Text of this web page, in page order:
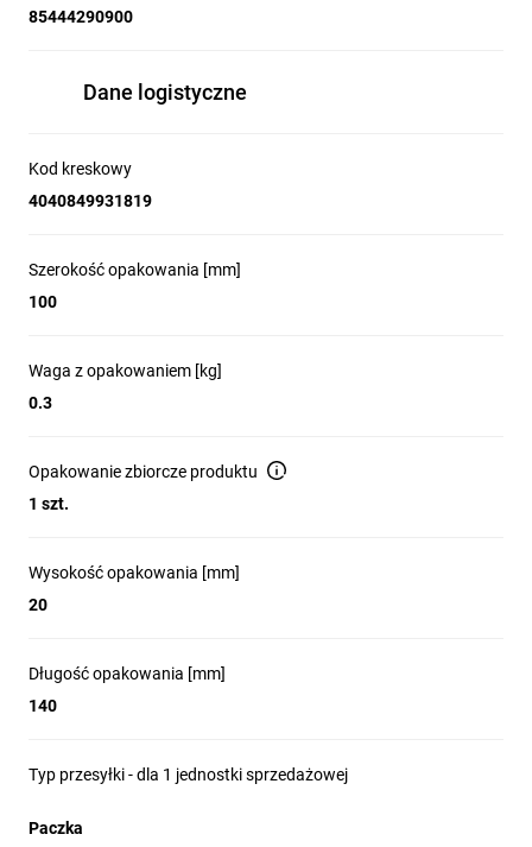
1.8 m
Kabel okrągły
2 x
max. szybkość transmisji
85444290900
Dane logistyczne
Kod kreskowy
4040849931819
Szerokość opakowania [mm]
100
Waga z opakowaniem [kg]
0.3
Opakowanie zbiorcze produktu
1 szt.
Wysokość opakowania [mm]
20
Długość opakowania [mm]
140
Typ przesyłki - dla 1 jednostki sprzedażowej
Paczka